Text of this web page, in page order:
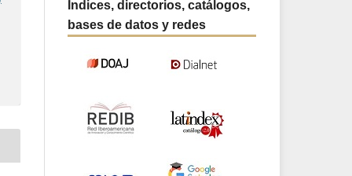
Índices, directorios, catálogos,
bases de datos y redes